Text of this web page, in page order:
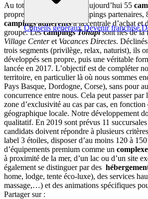
Conseils généraux Devenir franchisé
Au total nous regroupons aujourd’hui 55
propre, mais aussi 250 campings
campings adhérentsà la centrale d’achat et
groupe. LescampingsTohapisont nés de la
Village Centeret Vacances Directes.
trois segments (privilège, relax, naturist), ils
développés sen propre, puis une véritable
lancée en 2017. L’objectif est de compléter
territoire, en particulier là où nous sommes
Pays Basque, Dordogne, Corse), sans pour
concurrence entre nous. Cela peut passer par
zone d’exclusivité au cas par cas, en
géographique locale. Notre développement
qualitatif. En 2019 sont prévus 11
candidats doivent répondre à plusieurs
label 3 étoiles, disposer d’au moins 120 à
d’équipements premium comme un
à proximité de la mer, d’un lac ou d’un site
également se distinguer par des
home, lodge, tente éco-luxe), des services
massage,…) et des animations spécifiques
Partager sur :